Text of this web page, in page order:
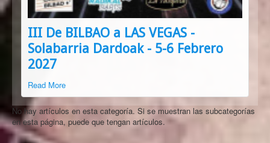
III De BILBAO a LAS VEGAS -
Solabarria Dardoak - 5-6 Febrero
2027
Read More
No hay artículos en esta categoría. Si se muestran las subcategorías
en esta página, puede que tengan artículos.